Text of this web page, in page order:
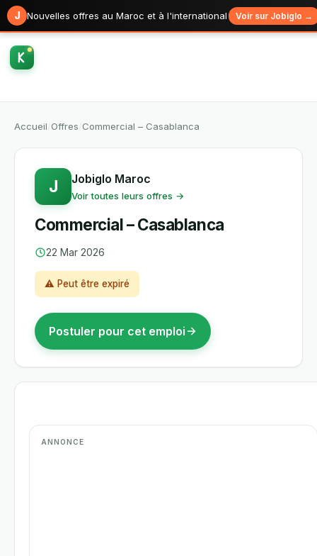
J Nouvelles offres au Maroc et à l'international Voir sur Jobiglo →
Accueil Offres Commercial – Casablanca
J Jobiglo Maroc
Voir toutes leurs offres →
Commercial – Casablanca
22 Mar 2026
⚠ Peut être expiré
Postuler pour cet emploi